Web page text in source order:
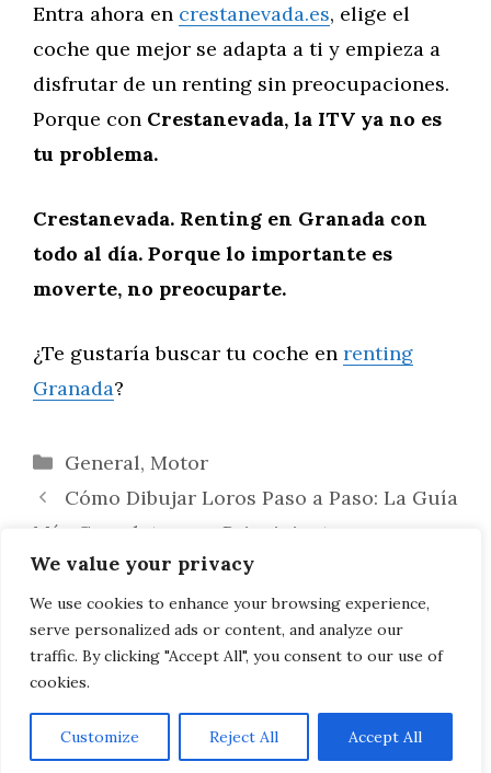
We value your privacy
We use cookies to enhance your browsing experience,
serve personalized ads or content, and analyze our
traffic. By clicking "Accept All", you consent to our use of
cookies.
Customize Reject All Accept All
Entra ahora en crestanevada.es, elige el
coche que mejor se adapta a ti y empieza a
disfrutar de un renting sin preocupaciones.
Porque con Crestanevada, la ITV ya no es
tu problema.
Crestanevada. Renting en Granada con
todo al día. Porque lo importante es
moverte, no preocuparte.
¿Te gustaría buscar tu coche en renting
Granada?
Categorías
General, Motor
Cómo Dibujar Loros Paso a Paso: La Guía
Más Completa para Principiante
Conduce sin preocupaciones en
Granada: el renting de Crestanevada con
seguro y mantenimiento incluidos
AVISO LEGAL, POLITICA DE PRIVACIDAD, COOKIES